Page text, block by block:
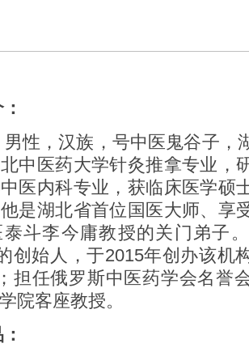
性，汉族，号中医鬼谷子，
中医药大学针灸推拿专业，
医内科专业，获临床医学硕
是湖北省首位国医大师、享
斗李今庸教授的关门弟子
创始人，于2015年创办该机
担任俄罗斯中医药学会名誉
院客座教授。